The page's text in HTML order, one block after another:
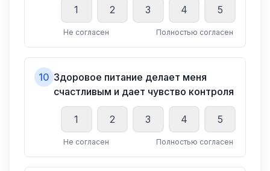
1 2 3 4 5
Не согласен Полностью согласен
10 Здоровое питание делает меня
счастливым и дает чувство контроля
1 2 3 4 5
Не согласен Полностью согласен